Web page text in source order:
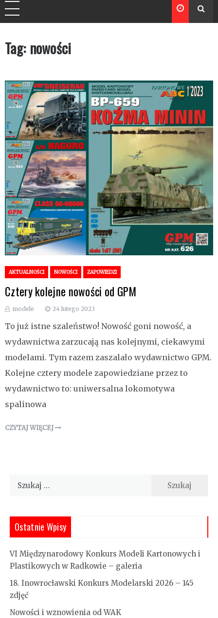
Tag: nowości
AKTUALNOŚCI NOWOŚCI ZAPOWIEDZI
Cztery kolejne nowości od GPM
modele 24 lutego 2023
To już istne szaleństwo! Nowość goni nowość, a
wydawnictwa zarzucają nas kolejnymi, ciekawymi
modelami. Tym razem zaszalało wydawnictwo GPM.
Kolejne cztery modele zapowiedziane przez to
wydawnictwo to: uniwersalna lokomotywa
spalinowa
CZYTAJ WIĘCEJ
Szukaj:
Ostatnie Wpisy
VI Międzynarodowy Konkurs Modeli Kartonowych i
Plastikowych w Radkowie – galeria
18. Inowrocławski Konkurs Modelarski 2026 – 145
zdjęć
Nowości i wznowienia od WAK